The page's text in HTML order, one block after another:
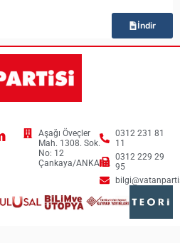
İndir
Aşağı Öveçler
Mah. 1308. Sok.
No: 12
Çankaya/ANKARA
0312 231 81
11
0312 229 29
95